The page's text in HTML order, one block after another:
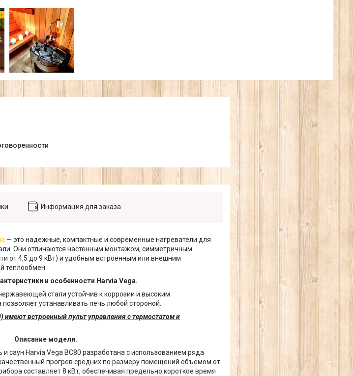
Информация для заказа
— это надежные, компактные и современные нагреватели для
Они отличаются настенным монтажом, симметричным
от 4,5 до 9 кВт) и удобным встроенным или внешним
теплообмен.
и особенности Harvia Vega.
стали устойчив к коррозии и высоким
устанавливать печь любой стороной.
имеют встроенный пульт управления с термостатом и
Описание модели.
саун Harvia Vega BC80 разработана с использованием ряда
прогрев средних по размеру помещений объемом от
составляет 8 кВт, обеспечивая предельно короткое время